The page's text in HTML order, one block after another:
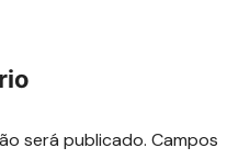
será publicado. Campos